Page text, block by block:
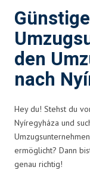
den
nach
Hey du! Stehst du
Nyíregyháza und
ermöglicht? Dann
genau richtig!